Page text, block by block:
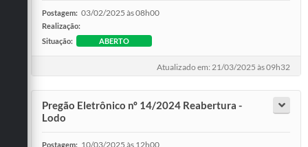
Postagem: 03/02/2025 às 08h00
Realização:
Situação:
ABERTO
Atualizado em: 21/03/2025 às 09h32
Pregão Eletrônico nº 14/2024 Reabertura -
Lodo
Postagem: 10/03/2025 às 12h00